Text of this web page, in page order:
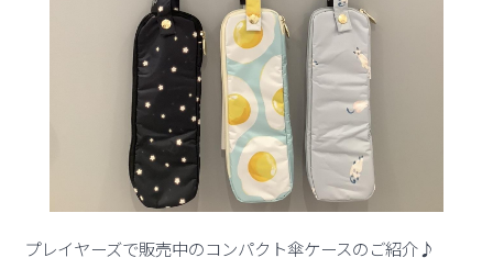
プレイヤーズで販売中のコンパクト傘ケースのご紹介♪